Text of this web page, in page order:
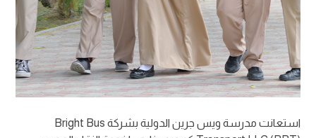
استعانت مدرسة ويس جرين الدولية بشركة Bright Bus